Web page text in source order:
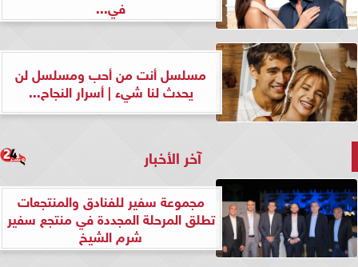
في...
مسلسل أنت من أحب ومسلسل لن
يحدث لنا شيء | أسرار النجاح...
آخر الأخبار
مجموعة سفير للفنادق والمنتجعات
تطلق المرحلة المجددة في منتجع سفير
شرم الشيخ